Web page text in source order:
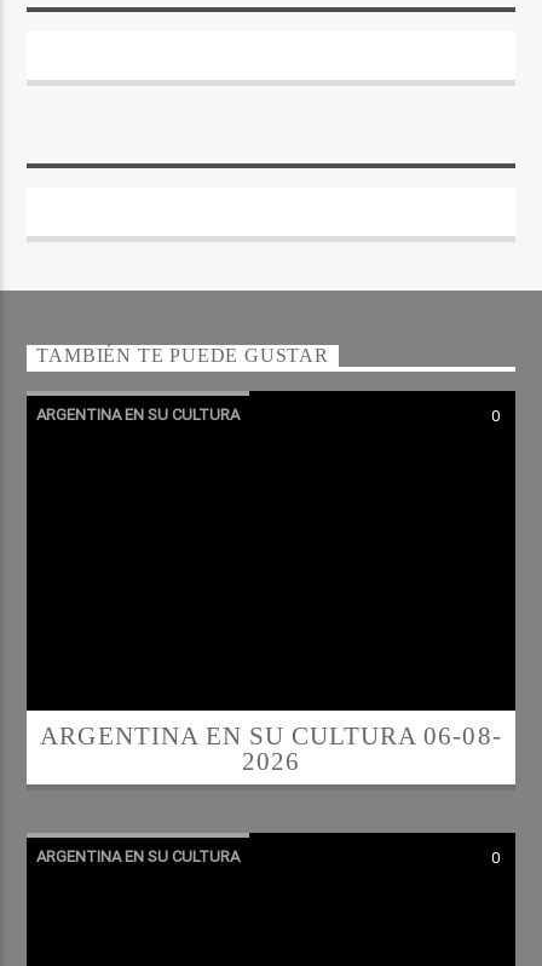
TAMBIÉN TE PUEDE GUSTAR
ARGENTINA EN SU CULTURA 0
ARGENTINA EN SU CULTURA 06-08-
2026
ARGENTINA EN SU CULTURA 0